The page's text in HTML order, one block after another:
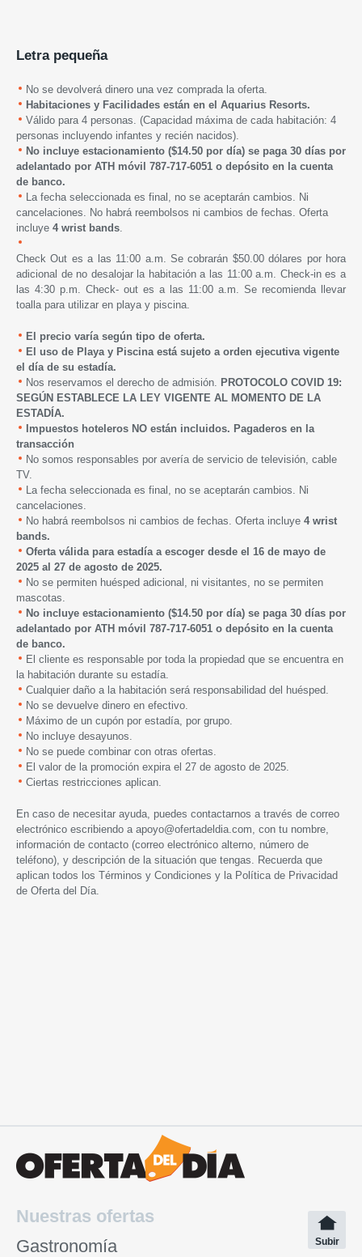
Letra pequeña
No se devolverá dinero una vez comprada la oferta.
Habitaciones y Facilidades están en el Aquarius Resorts.
Válido para 4 personas. (Capacidad máxima de cada habitación: 4
personas incluyendo infantes y recién nacidos).
No incluye estacionamiento ($14.50 por día) se paga 30 días por
adelantado por ATH móvil 787-717-6051 o depósito en la cuenta
de banco.
La fecha seleccionada es final, no se aceptarán cambios. Ni
cancelaciones. No habrá reembolsos ni cambios de fechas. Oferta
incluye 4 wrist bands
Check Out es a las 11:00 a.m. Se cobrarán $50.00 dólares por hora
adicional de no desalojar la habitación a las 11:00 a.m. Check-in es a
las 4:30 p.m. Check- out es a las 11:00 a.m. Se recomienda llevar
toalla para utilizar en playa y piscina.
El precio varía según tipo de oferta.
El uso de Playa y Piscina está sujeto a orden ejecutiva vigente
el día de su estadía.
Nos reservamos el derecho de admisión. PROTOCOLO COVID 19:
SEGÚN ESTABLECE LA LEY VIGENTE AL MOMENTO DE LA
ESTADÍA.
Impuestos hoteleros NO están incluidos. Pagaderos en la
transacción
No somos responsables por avería de servicio de televisión, cable
TV.
La fecha seleccionada es final, no se aceptarán cambios. Ni
cancelaciones.
No habrá reembolsos ni cambios de fechas. Oferta incluye 4 wrist
bands.
Oferta válida para estadía a escoger desde el 16 de mayo de
2025 al 27 de agosto de 2025.
No se permiten huésped adicional, ni visitantes, no se permiten
mascotas.
No incluye estacionamiento ($14.50 por día) se paga 30 días por
adelantado por ATH móvil 787-717-6051 o depósito en la cuenta
de banco.
El cliente es responsable por toda la propiedad que se encuentra en
la habitación durante su estadía.
Cualquier daño a la habitación será responsabilidad del huésped.
No se devuelve dinero en efectivo.
Máximo de un cupón por estadía, por grupo.
No incluye desayunos.
No se puede combinar con otras ofertas.
El valor de la promoción expira el 27 de agosto de 2025.
Ciertas restricciones aplican.
En caso de necesitar ayuda, puedes contactarnos a través de correo
electrónico escribiendo a apoyo@ofertadeldia.com , con tu nombre,
información de contacto (correo electrónico alterno, número de
teléfono), y descripción de la situación que tengas. Recuerda que
aplican todos los Términos y Condiciones y la Política de Privacidad
de Oferta del Día.
Nuestras ofertas
Gastronomía
Subir